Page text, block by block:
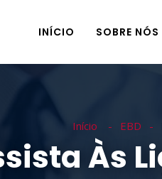
INÍCIO SOBRE NÓS
Início EBD
Às